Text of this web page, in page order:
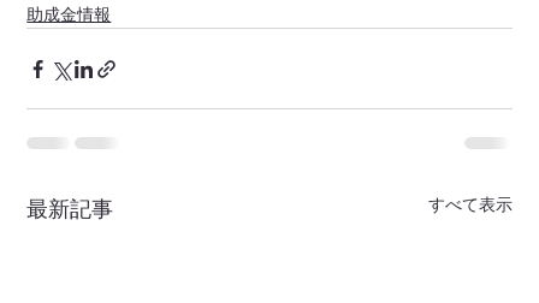
助成金情報
最新記事 すべて表示